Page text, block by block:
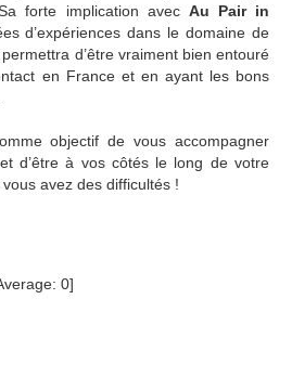
forte implication avec Au Pair in
d’expériences dans le domaine de
d’être vraiment bien entouré
en France et en ayant les bons
objectif de vous accompagner
d’être à vos côtés le long de votre
avez des difficultés !
0]